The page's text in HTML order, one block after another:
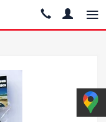
do porównania